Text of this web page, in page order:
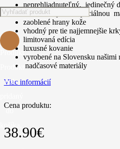
Produkt
Produkt
bol
do
neprehliadnuteľný, jedinečný
vnútro obojku zo špeciálnou
zaoblené hrany kože
vhodný pre tie najjemnejšie
limitovaná edícia
luxusné kovanie
vyrobené na Slovensku našimi
nadčasové materiály
Viac informácií
Cena produktu:
38.90€